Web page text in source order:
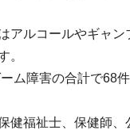
アルコールやギャ
。
ム障害の合計で68
福祉士、保健師、